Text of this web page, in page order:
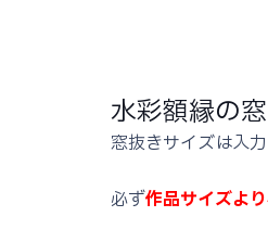
水彩額縁の
窓抜きサイズは入
必ず作品サイズよ